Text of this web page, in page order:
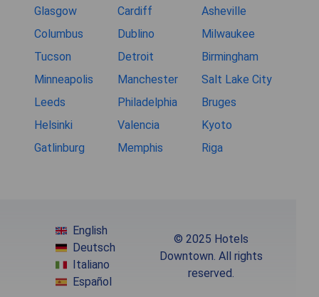
Glasgow Cardiff
Asheville
Columbus
Dublino
Milwaukee
Tucson
Detroit
Birmingham
Minneapolis
Manchester
Salt Lake City
Leeds
Philadelphia
Bruges
Helsinki
Valencia
Kyoto
Gatlinburg
Memphis Riga
English
Deutsch
Italiano
Español
© 2025 Hotels
Downtown. All rights
reserved.